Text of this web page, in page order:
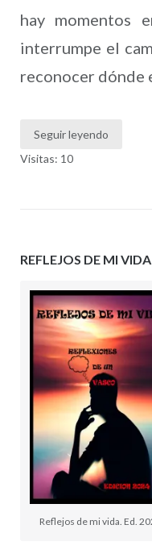
hay momentos
interrumpe el
reconocer dónde
Seguir leyendo
Visitas: 10
REFLEJOS DE MI
Reflejos de mi vida. Ed.